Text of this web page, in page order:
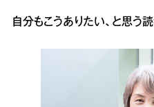
自分もこうありたい、と思う